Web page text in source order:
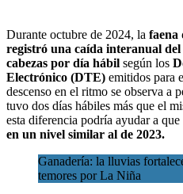
Durante octubre de 2024, la faena
registró una caída interanual
cabezas por día hábil según los
Electrónico (DTE) emitidos para
descenso en el ritmo se observa a
tuvo dos días hábiles más que el
esta diferencia podría ayudar a que
en un nivel similar al de 2023.
Ganadería: la lluvias
temores por La Niña